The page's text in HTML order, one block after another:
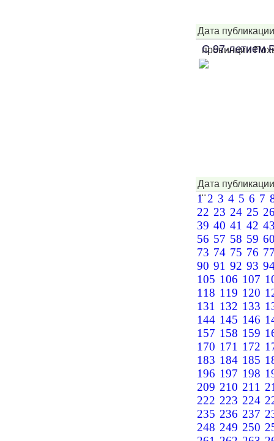
провинции
Дата
С 97-летием
...
Дата
12 3 4 5 6 7
22 23 24 25
39 40 41 42
56 57 58 59
73 74 75 76
90 91 92 93
105 106 107
118 119 120
131 132 133
144 145 146
157 158 159
170 171 172
183 184 185
196 197 198
209 210 211
222 223 224
235 236 237
248 249 250